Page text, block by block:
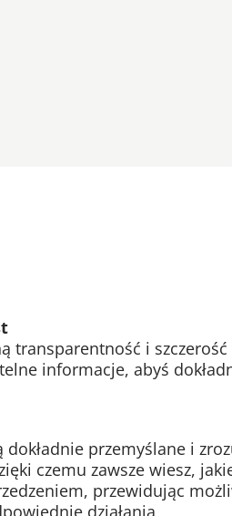
transparentność i
informacje, abyś
dokładnie przemyślane i
czemu zawsze wiesz,
przewidując
działania